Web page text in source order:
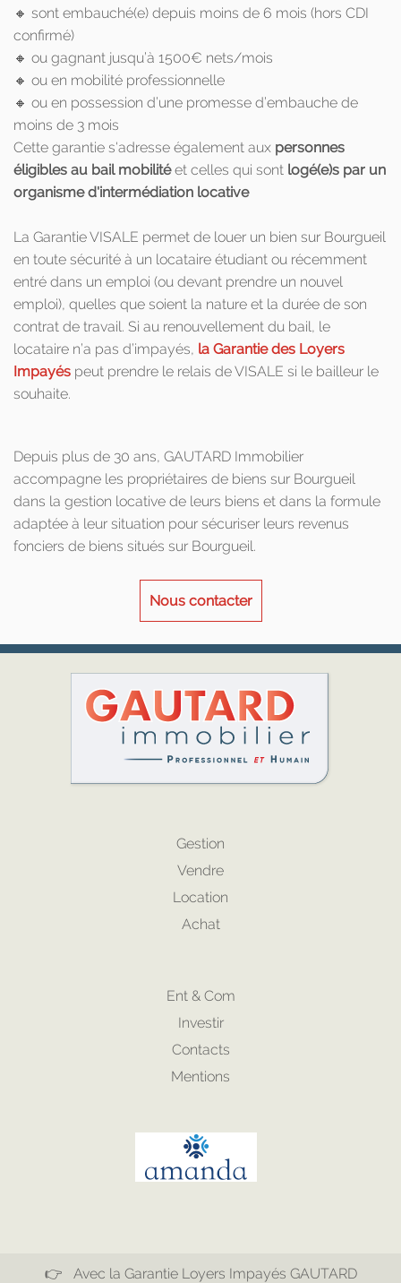
🔸 sont embauché(e) depuis moins de 6 mois (hors CDI
confirmé)
🔸 ou gagnant jusqu’à 1500€ nets/mois
🔸 ou en mobilité professionnelle
🔸 ou en possession d’une promesse d’embauche de
moins de 3 mois
Cette garantie s'adresse également aux personnes
éligibles au bail mobilitéet celles qui sont logé(e)s par un
organisme d'intermédiation locative
La Garantie VISALE permet de louer un bien sur Bourgueil
en toute sécurité à un locataire étudiant ou récemment
entré dans un emploi (ou devant prendre un nouvel
emploi), quelles que soient la nature et la durée de son
contrat de travail. Si au renouvellement du bail, le
locataire n’a pas d’impayés, la Garantie des Loyers
Impayés peut prendre le relais de VISALE si le bailleur le
souhaite.
Depuis plus de 30 ans, GAUTARD Immobilier
accompagne les propriétaires de biens sur Bourgueil
dans la gestion locative de leurs biens et dans la formule
adaptée à leur situation pour sécuriser leurs revenus
fonciers de biens situés sur Bourgueil.
Nous contacter
Gestion
Vendre
Location
Achat
Ent & Com
Investir
Contacts
Mentions
👉 Avec la Garantie Loyers Impayés GAUTARD